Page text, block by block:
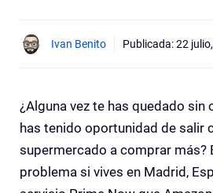
Ivan Benito Publicada:22
¿Alguna vez te has quedado sin
has tenido oportunidad de salir
supermercado a comprar más?
problema si vives en Madrid,